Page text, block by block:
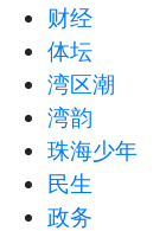
财经
体坛
湾区潮
湾韵
珠海少年
民生
政务